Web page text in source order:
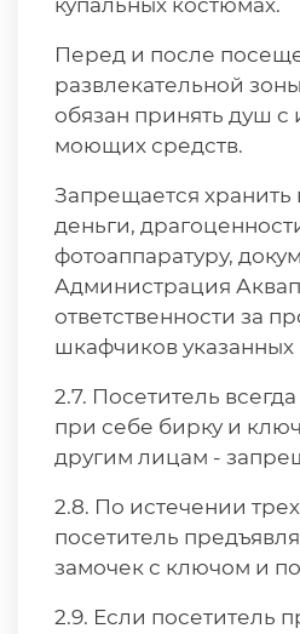
купальных костюмах.
Перед и после
развлекательной
обязан принять душ с
моющих средств.
Запрещается хранить
деньги,
фотоаппаратуру,
Администрация
ответственности за
шкафчиков указанных
2.7. Посетитель
при себе бирку и
другим лицам -
2.8. По истечении
посетитель
замочек с ключом и
2.9. Если посетитель